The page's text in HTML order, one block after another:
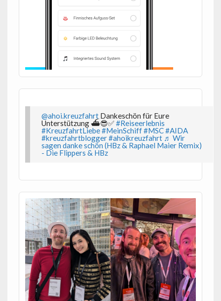
@ahoi.kreuzfahrt Dankeschön für Eure
Unterstützung ⛴️😎✅#Reiseerlebnis
#KreuzfahrtLiebe#MeinSchiff#MSC#AIDA
#kreuzfahrtblogger#ahoikreuzfahrt ♬ Wir
sagen danke schön (HBz & Raphael Maier Remix)
- Die Flippers & HBz